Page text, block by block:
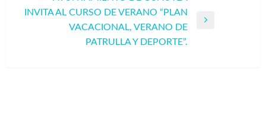
INVITA AL CURSO DE VERANO “PLAN
VACACIONAL, VERANO DE
PATRULLA Y DEPORTE”.